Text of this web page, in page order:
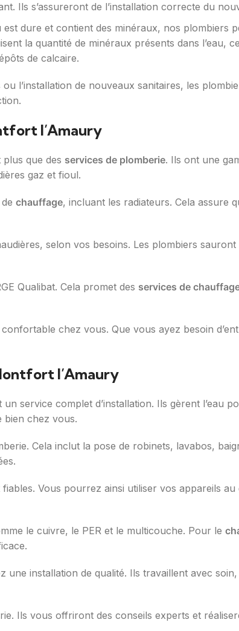
Ils s’assureront de l’installation correcte du
est dure et contient des minéraux, nos plombiers
la quantité de minéraux présents dans l’eau,
de calcaire.
l’installation de nouveaux sanitaires, les
l’Amaury
que des services de plomberie. Ils ont une
gaz et fioul.
chauffage, incluant les radiateurs. Cela assure
selon vos besoins. Les plombiers
Qualibat. Cela promet des services de
chez vous. Que vous ayez besoin
l’Amaury
service complet d’installation. Ils gèrent l’eau
bien chez vous.
Cela inclut la pose de robinets, lavabos,
Vous pourrez ainsi utiliser vos appareils
le cuivre, le PER et le multicouche. Pour le
une installation de qualité. Ils travaillent avec
Ils vous offriront des conseils experts et